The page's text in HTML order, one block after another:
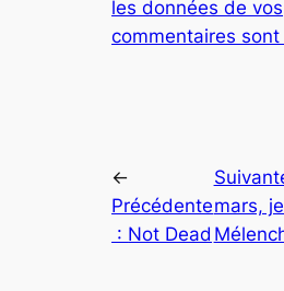
les données de vos
commentaires
←
Précédente
: Not Dead
mars,